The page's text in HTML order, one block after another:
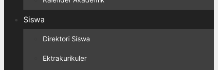
Siswa
Direktori Siswa
Ektrakurikuler